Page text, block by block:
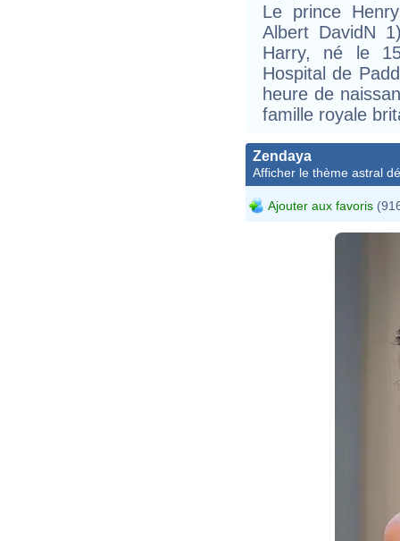
Le prince
Albert DavidN
Harry, né le
Hospital de
heure de
famille royale
Zendaya
Afficher le thème astral
Ajouter aux favoris